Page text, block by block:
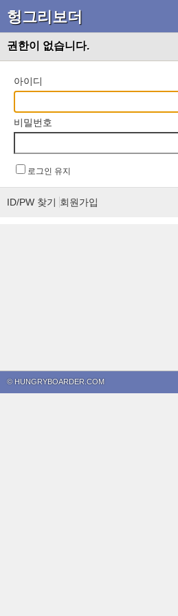
헝그리보더
권한이 없습니다.
아이디
비밀번호
로그인 유지
ID/PW 찾기 회원가입
© HUNGRYBOARDER.COM